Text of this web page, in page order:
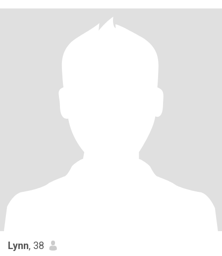
Lynn, 38